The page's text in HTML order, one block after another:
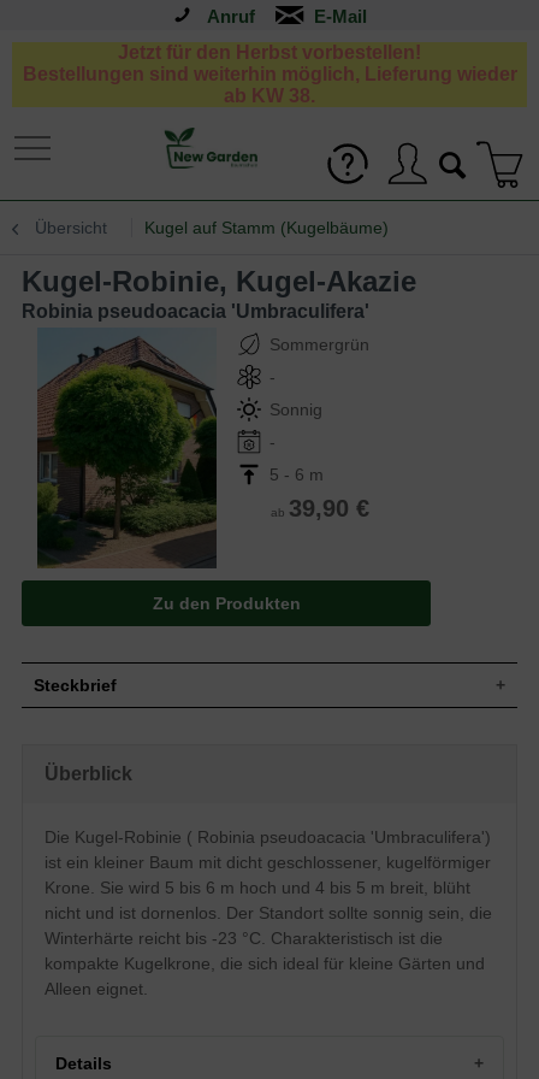
Anruf
Jetzt für den Herbst vorbestellen!
Bestellungen sind weiterhin möglich, Lieferung wieder
ab KW 38.
Übersicht Kugel auf Stamm (Kugelbäume)
Kugel-Robinie, Kugel-Akazie
Robinia pseudoacacia 'Umbraculifera'
Sommergrün
-
Sonnig
-
5 - 6 m
ab 39,90 €
Zu den Produkten
Steckbrief
Blatt
Sommergrün, elliptisch, unpaarig
gefiedert, Oberseite hellgrün, Unterseite
graugrün, bis zu 15 cm lang
Frucht
-
Blüte
Blüht nicht
Blütezeit
-
Standort
Überblick
Die Kugel-Robinie ( Robinia pseudoacacia 'Umbraculifera')
ist ein kleiner Baum mit dicht geschlossener, kugelförmiger
Krone. Sie wird 5 bis 6 m hoch und 4 bis 5 m breit, blüht
nicht und ist dornenlos. Der Standort sollte sonnig sein, die
Winterhärte reicht bis -23 °C. Charakteristisch ist die
kompakte Kugelkrone, die sich ideal für kleine Gärten und
Alleen eignet.
Details